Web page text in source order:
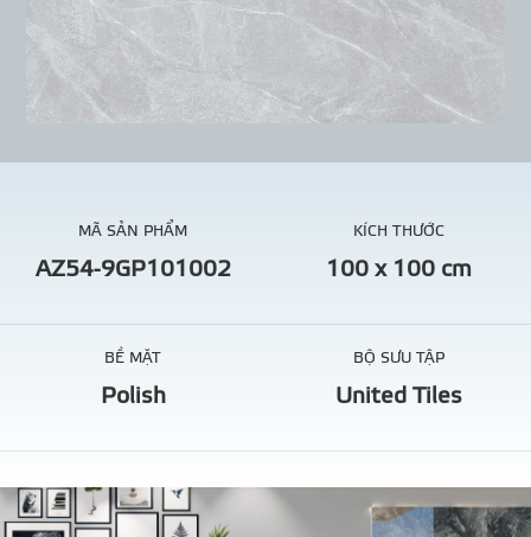
MÃ SẢN PHẨM
AZ54-9GP101002
KÍCH THƯỚC
100 x 100 cm
BỀ MẶT
Polish
BỘ SƯU TẬP
United Tiles